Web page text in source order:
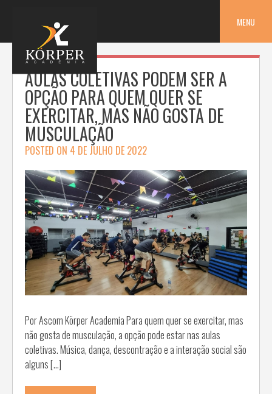
MENU
AULAS COLETIVAS PODEM SER A
OPÇÃO PARA QUEM QUER SE
EXERCITAR, MAS NÃO GOSTA DE
MUSCULAÇÃO
POSTED ON 4 DE JULHO DE 2022
Por Ascom Körper Academia Para quem quer se exercitar, mas
não gosta de musculação, a opção pode estar nas aulas
coletivas. Música, dança, descontração e a interação social são
alguns […]